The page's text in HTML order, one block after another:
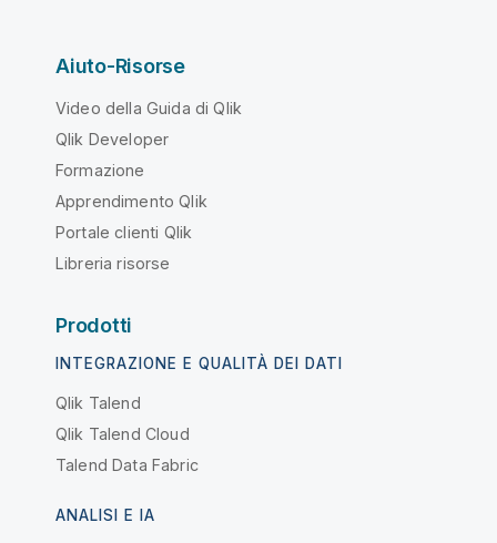
Aiuto-Risorse
Video della Guida di Qlik
Qlik Developer
Formazione
Apprendimento Qlik
Portale clienti Qlik
Libreria risorse
Prodotti
INTEGRAZIONE E QUALITÀ DEI DATI
Qlik Talend
Qlik Talend Cloud
Talend Data Fabric
ANALISI E IA